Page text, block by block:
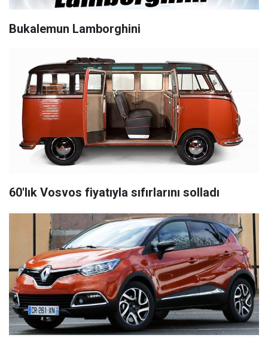
Bukalemun Lamborghini
60'lık Vosvos fiyatıyla sıfırlarını solladı